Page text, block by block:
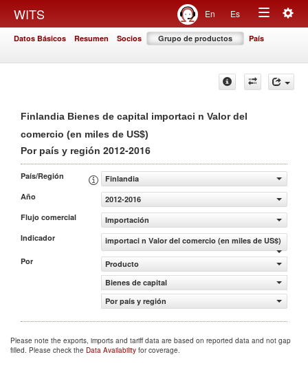
WITS En Es
Toggle
Datos Básicos Resumen Socios Grupo de productos País
Finlandia Bienes de capital importaci n Valor del
comercio (en miles de US$)
Por país y región 2012-2016
País/Región
Finlandia
Año
2012-2016
Flujo comercial
Importación
Indicador
importaci n Valor del comercio (en miles de US$)
Por
Producto
Bienes de capital
Por país y región
Please note the exports, imports and tariff data are based on reported data and not gap
filled. Please check the Data Availability for coverage.